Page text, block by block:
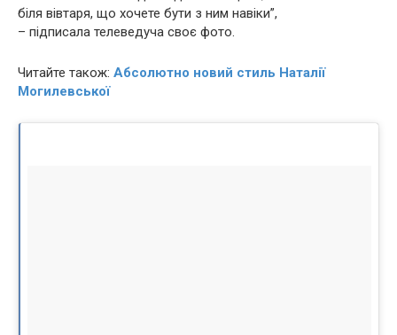
біля вівтаря, що хочете бути з ним навіки”,
– підписала телеведуча своє фото.
Читайте також: Абсолютно новий стиль Наталії
Могилевської